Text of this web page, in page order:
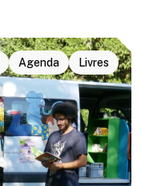
Agenda Livres